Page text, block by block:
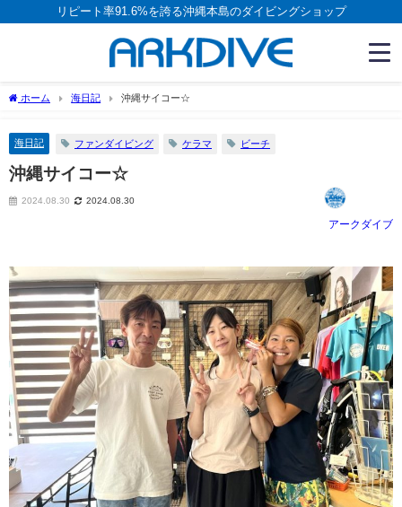
リピート率91.6%を誇る沖縄本島のダイビングショップ
ホーム 海日記 沖縄サイコー☆
海日記 ファンダイビング ケラマ ビーチ
沖縄サイコー☆
2024.08.30 2024.08.30
アークダイブ